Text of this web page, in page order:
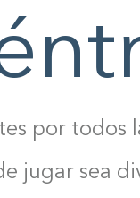
por todos
jugar sea